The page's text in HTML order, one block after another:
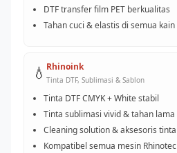
DTF transfer film PET berkualitas
Tahan cuci & elastis di semua kain
💧 Rhinoink
Tinta DTF, Sublimasi & Sablon
Tinta DTF CMYK + White stabil
Tinta sublimasi vivid & tahan lama
Cleaning solution & aksesoris tinta
Kompatibel semua mesin Rhinotec